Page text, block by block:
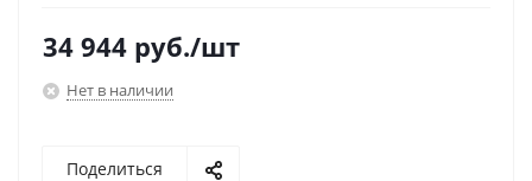
34 944 руб./шт
Нет в наличии
Поделиться